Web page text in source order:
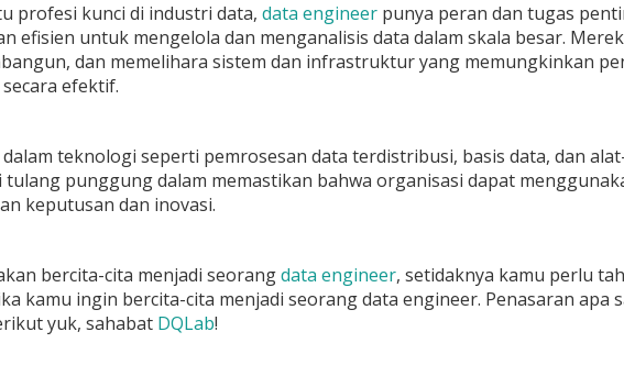
profesi kunci di industri data, data engineerpunya peran dan tugas
efisien untuk mengelola dan menganalisis data dalam skala besar.
dan memelihara sistem dan infrastruktur yang memungkinkan
efektif.
teknologi seperti pemrosesan data terdistribusi, basis data, dan
punggung dalam memastikan bahwa organisasi dapat
keputusan dan inovasi.
bercita-cita menjadi seorangdata engineer, setidaknya kamu perlu
kamu ingin bercita-cita menjadi seorang data engineer. Penasaran apa
yuk, sahabat DQLab!